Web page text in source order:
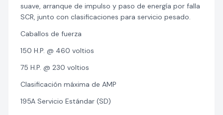
suave, arranque de impulso y paso de energía por falla
SCR, junto con clasificaciones para servicio pesado.
Caballos de fuerza
150 H.P. @ 460 voltios
75 H.P. @ 230 voltios
Clasificación máxima de AMP
195A Servicio Estándar (SD)